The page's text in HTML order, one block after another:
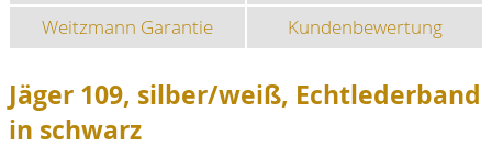
Weitzmann Garantie
Kundenbewertung
Jäger 109, silber/weiß, Echtlederband
in schwarz